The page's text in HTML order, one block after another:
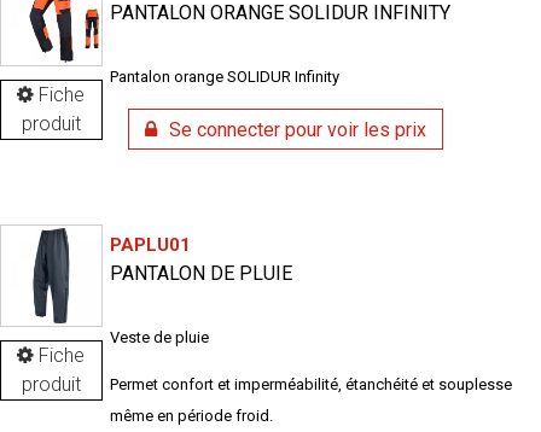
Fiche
produit
PANTALON ORANGE SOLIDUR INFINITY
Pantalon orange SOLIDUR Infinity
Se connecter pour voir les prix
Fiche
produit
PAPLU01
PANTALON DE PLUIE
Veste de pluie
Permet confort et imperméabilité, étanchéité et souplesse
même en période froid.